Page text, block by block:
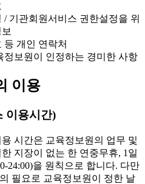
기관회원서비스 권한설정을 위
개인 연락처
보원이 인정하는 경미한 사항
이용
이용시간)
시간은 교육정보원의 업무 및
지장이 없는 한 연중무휴, 1일
24:00)을 원칙으로 합니다. 다만
필요로 교육정보원이 정한 날